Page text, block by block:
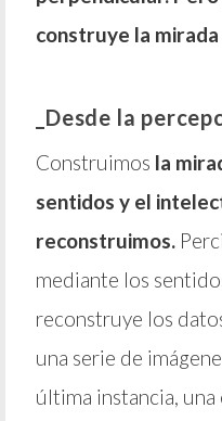
construye la
_Desde la
Construimos la
sentidos y el
reconstruimos.
mediante los
reconstruye los
una serie de
última instancia,